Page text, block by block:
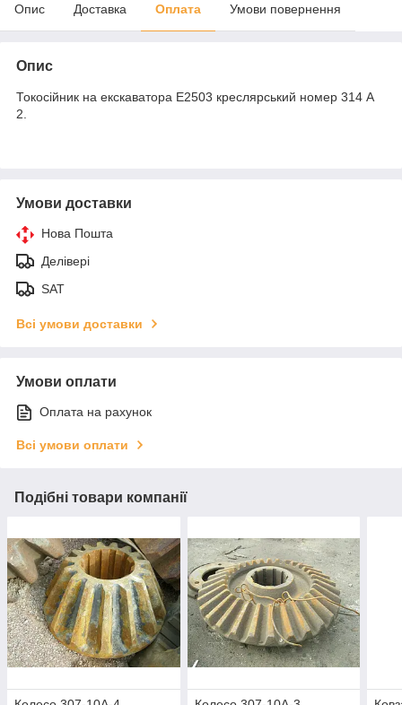
Опис Доставка Оплата Умови повернення
Опис
Токосійник на екскаватора Е2503 креслярський номер 314 А
2.
Умови доставки
Нова Пошта
Делівері
SAT
Всі умови доставки
Умови оплати
Оплата на рахунок
Всі умови оплати
Подібні товари компанії